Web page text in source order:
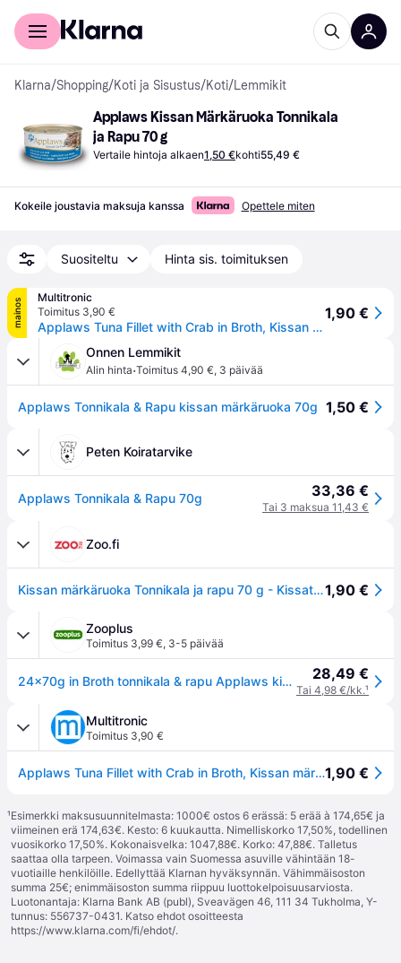
Kuluttajille
Klarna/Shopping/Koti ja Sisustus/Koti/Lemmikit
Applaws Kissan Märkäruoka Tonnikala
ja Rapu 70 g
Vertaile hintoja alkaen1,50 €kohti55,49 €
Kokeile joustavia maksuja kanssa Opettele miten
Suositeltu Hinta sis. toimituksen
mainos
Multitronic
Toimitus 3,90 €
Applaws Tuna Fillet with Crab in Broth, Kissan märkäruoka, Adult, 70 g
1,90 €
Onnen Lemmikit
Alin hinta·Toimitus 4,90 €, 3 päivää
Applaws Tonnikala & Rapu kissan märkäruoka 70g 1,50 €
Peten Koiratarvike
Applaws Tonnikala & Rapu 70g 33,36 €
Tai 3 maksua 11,43 €
Zoo.fi
Kissan märkäruoka Tonnikala ja rapu 70 g - Kissat - Kissanruoka - Märkäruoka - Applaws1,90 €
Zooplus
Toimitus 3,99 €, 3-5 päivää
24x70g in Broth tonnikala & rapu Applaws kissanruoka 28,49 €
Tai 4,98 €/kk.¹
Multitronic
Toimitus 3,90 €
Applaws Tuna Fillet with Crab in Broth, Kissan märkäruoka, Adult, 70 g1,90 €
¹Esimerkki maksusuunnitelmasta: 1000€ ostos 6 erässä: 5 erää à 174,65€ ja
viimeinen erä 174,63€. Kesto: 6 kuukautta. Nimelliskorko 17,50%, todellinen
vuosikorko 17,50%. Kokonaisvelka: 1047,88€. Korko: 47,88€. Talletus
saattaa olla tarpeen. Voimassa vain Suomessa asuville vähintään 18-
vuotiaille henkilöille. Edellyttää Klarnan hyväksynnän. Vähimmäisoston
summa 25€; enimmäisoston summa riippuu luottokelpoisuusarviosta.
Luotonantaja: Klarna Bank AB (publ), Sveavägen 46, 111 34 Tukholma, Y-
tunnus: 556737-0431. Katso ehdot osoitteesta
https://www.klarna.com/fi/ehdot/.